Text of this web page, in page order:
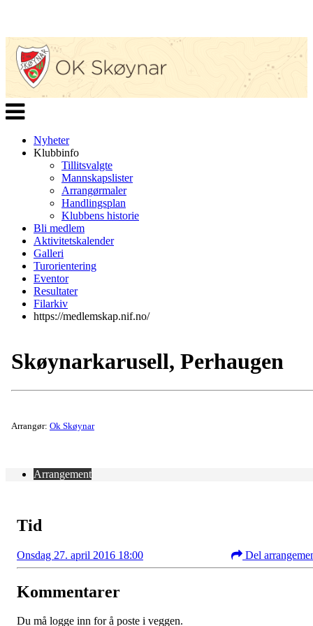
Veksle
navigasjon
Nyheter
Klubbinfo
Tillitsvalgte
Mannskapslister
Arrangørmaler
Handlingsplan
Klubbens historie
Bli medlem
Aktivitetskalender
Galleri
Turorientering
Eventor
Resultater
Filarkiv
https://medlemskap.nif.no/
Skøynarkarusell, Perhaugen
Arrangør: Ok Skøynar
Arrangement
Tid
Onsdag 27. april 2016 18:00 Del
Kommentarer
Du må logge inn for å poste i veggen.